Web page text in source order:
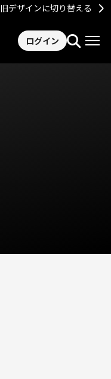
旧デザインに切り替える
ログイン